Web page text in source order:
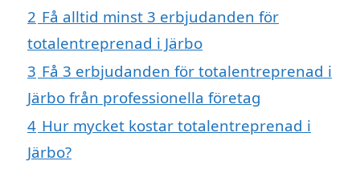
2 Få alltid minst 3 erbjudanden för
totalentreprenad i Järbo
3 Få 3 erbjudanden för totalentreprenad i
Järbo från professionella företag
4 Hur mycket kostar totalentreprenad i
Järbo?